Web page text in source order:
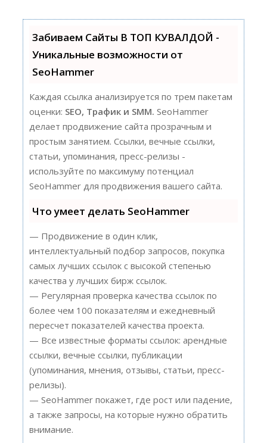
Забиваем Сайты В ТОП КУВАЛДОЙ -
Уникальные возможности от
SeoHammer
Каждая ссылка анализируется по трем пакетам
оценки: SEO, Трафик и SMM. SeoHammer
делает продвижение сайта прозрачным и
простым занятием. Ссылки, вечные ссылки,
статьи, упоминания, пресс-релизы -
используйте по максимуму потенциал
SeoHammer для продвижения вашего сайта.
Что умеет делать SeoHammer
— Продвижение в один клик,
интеллектуальный подбор запросов, покупка
самых лучших ссылок с высокой степенью
качества у лучших бирж ссылок.
— Регулярная проверка качества ссылок по
более чем 100 показателям и ежедневный
пересчет показателей качества проекта.
— Все известные форматы ссылок: арендные
ссылки, вечные ссылки, публикации
(упоминания, мнения, отзывы, статьи, пресс-
релизы).
— SeoHammer покажет, где рост или падение,
а также запросы, на которые нужно обратить
внимание.